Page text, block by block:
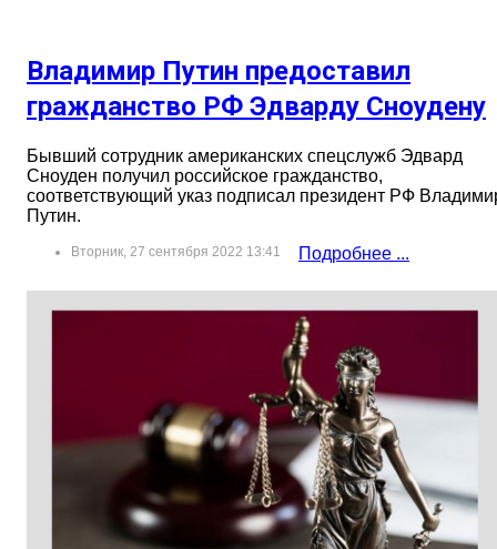
Владимир Путин предоставил
гражданство РФ Эдварду Сноудену
Бывший сотрудник американских спецслужб Эдвард
Сноуден получил российское гражданство,
соответствующий указ подписал президент РФ
Путин.
Вторник, 27 сентября 2022 13:41 Подробнее ...